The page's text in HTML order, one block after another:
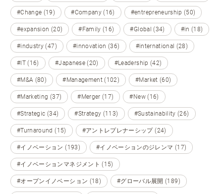
#Change (19) #Company (16) #entrepreneurship (50)
#expansion (20) #Family (16) #Global (34) #in (18)
#industry (47) #innovation (36) #international (28)
#IT (16) #Japanese (20) #Leadership (42)
#M&A (80) #Management (102) #Market (60)
#Marketing (37) #Merger (17) #New (16)
#Strategic (34) #Strategy (113) #Sustainability (26)
#Turnaround (15) #アントレプレナーシップ (24)
#イノベーション (193) #イノベーションのジレンマ (17)
#イノベーションマネジメント (15)
#オープンイノベーション (18) #グローバル展開 (189)